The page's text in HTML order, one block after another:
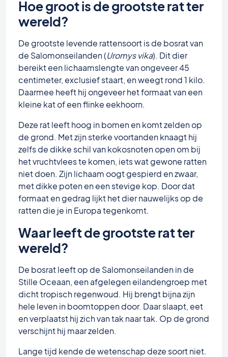
Hoe groot is de grootste rat ter
wereld?
De grootste levende rattensoort is de bosrat van
de Salomonseilanden (Uromys vika). Dit dier
bereikt een lichaamslengte van ongeveer 45
centimeter, exclusief staart, en weegt rond 1 kilo.
Daarmee heeft hij ongeveer het formaat van een
kleine kat of een flinke eekhoorn.
Deze rat leeft hoog in bomen en komt zelden op
de grond. Met zijn sterke voortanden knaagt hij
zelfs de dikke schil van kokosnoten open om bij
het vruchtvlees te komen, iets wat gewone ratten
niet doen. Zijn lichaam oogt gespierd en zwaar,
met dikke poten en een stevige kop. Door dat
formaat en gedrag lijkt het dier nauwelijks op de
ratten die je in Europa tegenkomt.
Waar leeft de grootste rat ter
wereld?
De bosrat leeft op de Salomonseilanden in de
Stille Oceaan, een afgelegen eilandengroep met
dicht tropisch regenwoud. Hij brengt bijna zijn
hele leven in boomtoppen door. Daar slaapt, eet
en verplaatst hij zich van tak naar tak. Op de grond
verschijnt hij maar zelden.
Lange tijd kende de wetenschap deze soort niet.